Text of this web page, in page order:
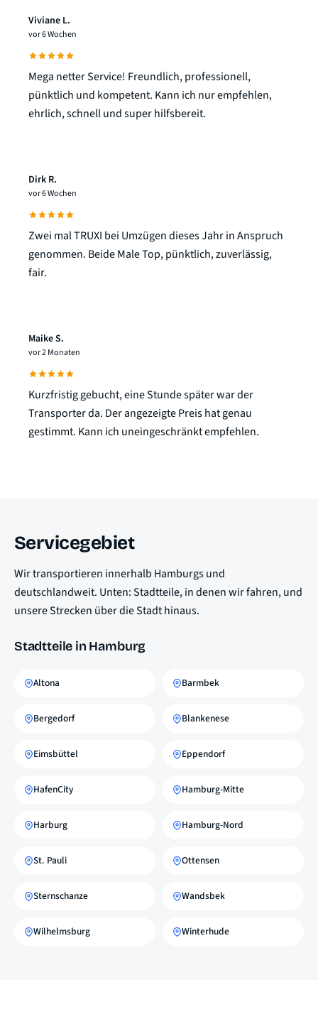
Viviane L.
vor 6 Wochen
Mega netter Service! Freundlich, professionell,
pünktlich und kompetent. Kann ich nur empfehlen,
ehrlich, schnell und super hilfsbereit.
Dirk R.
vor 6 Wochen
Zwei mal TRUXI bei Umzügen dieses Jahr in Anspruch
genommen. Beide Male Top, pünktlich, zuverlässig,
fair.
Maike S.
vor 2 Monaten
Kurzfristig gebucht, eine Stunde später war der
Transporter da. Der angezeigte Preis hat genau
gestimmt. Kann ich uneingeschränkt empfehlen.
Servicegebiet
Wir transportieren innerhalb Hamburgs und
deutschlandweit. Unten: Stadtteile, in denen wir fahren, und
unsere Strecken über die Stadt hinaus.
Stadtteile in Hamburg
Altona Barmbek
Bergedorf Blankenese
Eimsbüttel Eppendorf
HafenCity Hamburg-Mitte
Harburg Hamburg-Nord
St. Pauli Ottensen
Sternschanze Wandsbek
Wilhelmsburg Winterhude